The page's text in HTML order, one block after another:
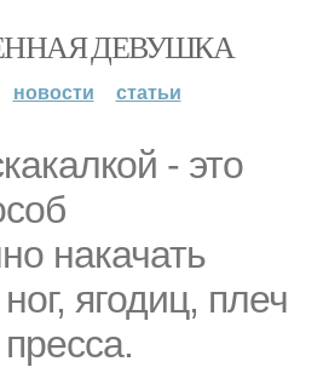
ДЕВУШКА
новости статьи
- это
накачать
ягодиц, плеч